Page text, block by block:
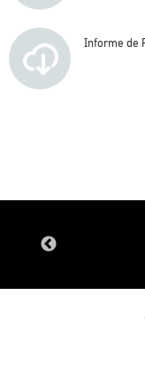
Informe de